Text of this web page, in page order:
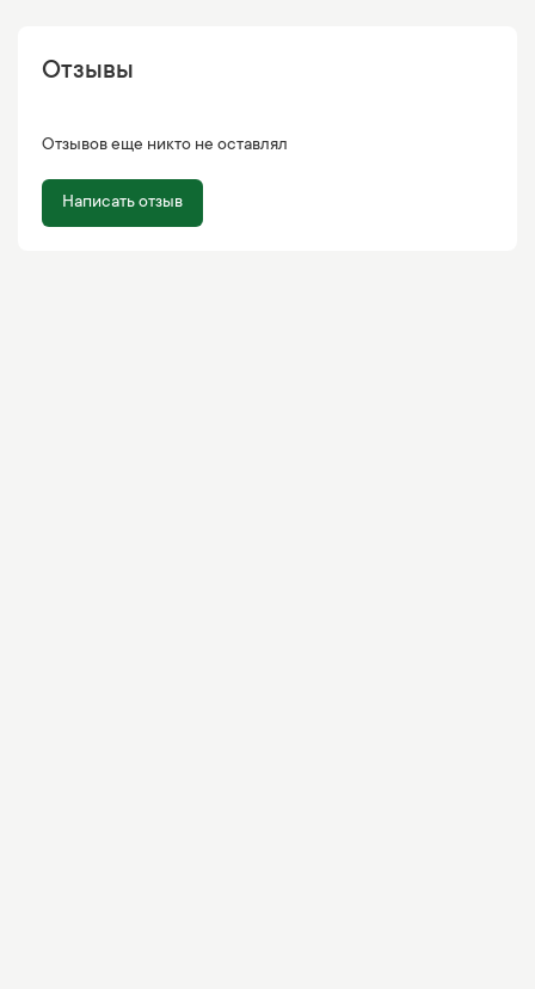
Отзывы
Отзывов еще никто не оставлял
Написать отзыв